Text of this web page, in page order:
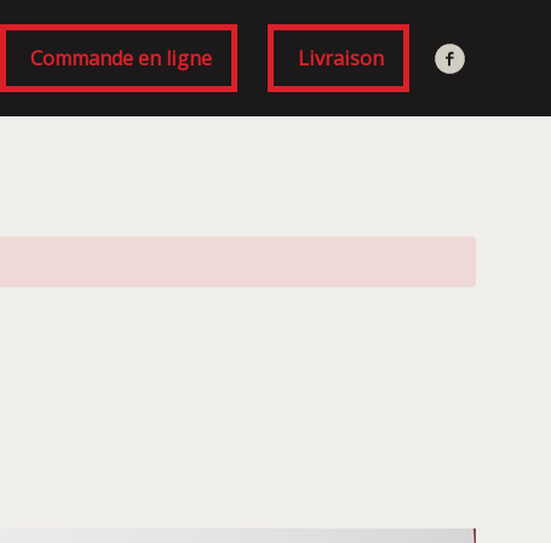
Commande en ligne Livraison